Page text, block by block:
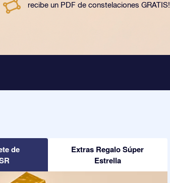
recibe un PDF de constelaciones GRATIS!
de
Extras Regalo Súper
Estrella